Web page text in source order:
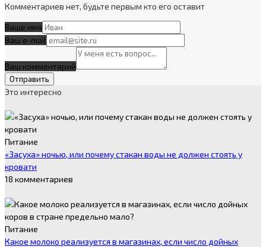
Комментариев нет, будьте первым кто его оставит
Ваше имя
Ваш e-mail
Ваш комментарий
Это интересно
Питание
«Засуха» ночью, или почему стакан воды не должен стоять у
кровати
18 комментариев
Питание
Какое молоко реализуется в магазинах, если число дойных